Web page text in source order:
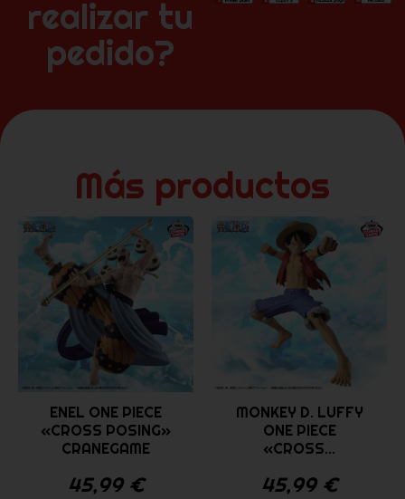
realizar tu
pedido?
Más productos
ENEL ONE PIECE
«CROSS POSING»
CRANEGAME
45,99 €
MONKEY D. LUFFY
ONE PIECE
«CROSS...
45,99 €